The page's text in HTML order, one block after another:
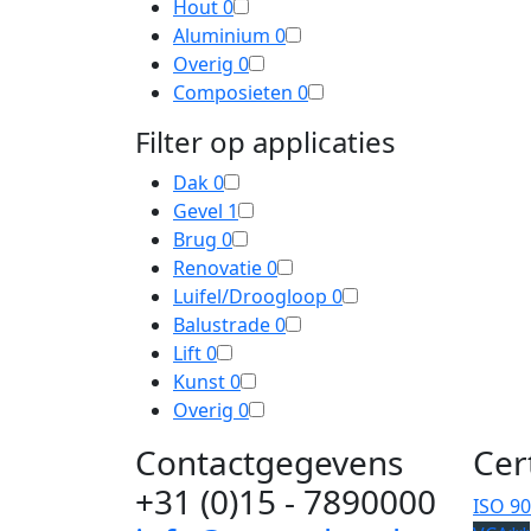
Hout0
Aluminium 0
Overig 0
Composieten 0
Filter op applicaties
Dak0
Gevel 1
Brug 0
Renovatie0
Luifel/Droogloop 0
Balustrade0
Lift0
Kunst0
Overig 0
Contactgegevens
+31 (0)15 - 7890000
ISO